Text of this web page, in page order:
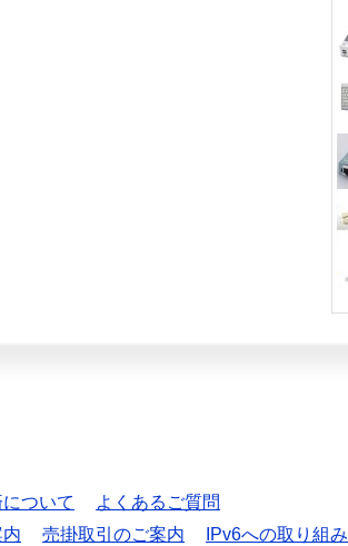
ついて
よくあるご質問
売掛取引のご案内
IPv6への取り組み